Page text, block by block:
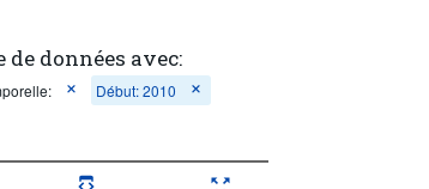
données avec:
Début: 2010